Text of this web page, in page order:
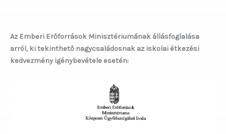
Az Emberi Erőforrások Minisztériumának állásfoglalása
arról, ki tekinthető nagycsaládosnak az iskolai étkezési
kedvezmény igénybevétele esetén: